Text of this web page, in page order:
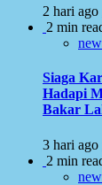
2 hari ago
2 min
Siaga
Hadapi
Bakar
3 hari ago
2 min